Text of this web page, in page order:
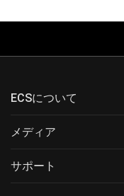
ECSについて
メディア
サポート